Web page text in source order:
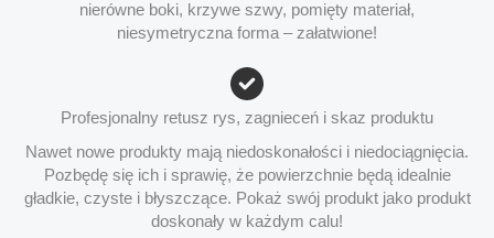
nierówne boki, krzywe szwy, pomięty materiał,
niesymetryczna forma – załatwione!
Profesjonalny retusz rys, zagnieceń i skaz produktu
Nawet nowe produkty mają niedoskonałości i niedociągnięcia.
Pozbędę się ich i sprawię, że powierzchnie będą idealnie
gładkie, czyste i błyszczące. Pokaż swój produkt jako produkt
doskonały w każdym calu!